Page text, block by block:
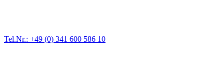
Tel.Nr.: +49 (0) 341 600 586 10